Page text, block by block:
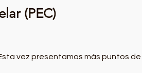
(PEC)
Esta vez presentamos más puntos de